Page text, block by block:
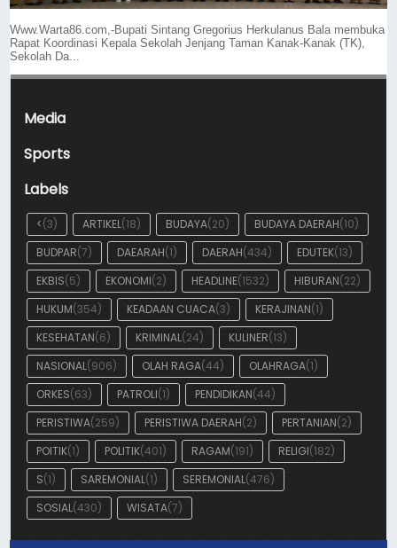
Www.Warta86.com,-Bupati Sintang Gregorius Herkulanus Bala membuka
Rapat Koordinasi Kepala Sekolah Jenjang Taman Kanak-Kanak (TK),
Sekolah Da...
Media
Sports
Labels
<(3) ARTIKEL(18) BUDAYA(20) BUDAYA DAERAH(10)
BUDPAR(7) DAEARAH(1) DAERAH(434) EDUTEK(13)
EKBIS(5) EKONOMI(2) HEADLINE(1532) HIBURAN(22)
HUKUM(354) KEADAAN CUACA(3) KERAJINAN(1)
KESEHATAN(6) KRIMINAL(24) KULINER(13)
NASIONAL(906) OLAH RAGA(44) OLAHRAGA(1)
ORKES(63) PATROLI(1) PENDIDIKAN(44)
PERISTIWA(259) PERISTIWA DAERAH(2) PERTANIAN(2)
POITIK(1) POLITIK(401) RAGAM(191) RELIGI(182)
S(1) SAREMONIAL(1) SEREMONIAL(476)
SOSIAL(430) WISATA(7)